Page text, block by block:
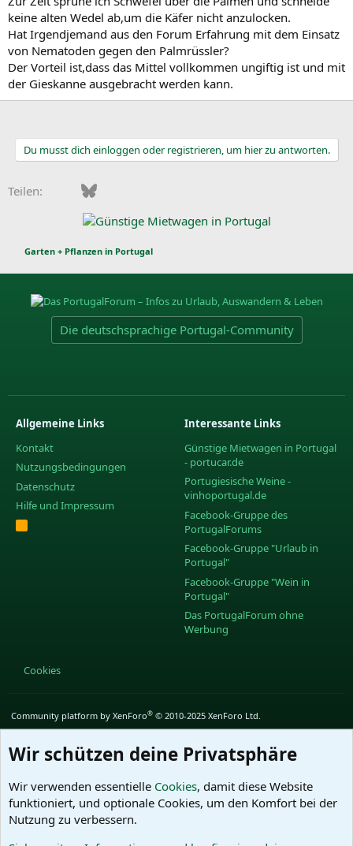
keine alten Wedel ab,um die Käfer nicht anzulocken.
Hat Irgendjemand aus den Forum Erfahrung mit dem Einsatz
von Nematoden gegen den Palmrüssler?
Der Vorteil ist,dass das Mittel vollkommen ungiftig ist und mit
der Gieskanne ausgebracht werden kann.
Du musst dich einloggen oder registrieren, um hier zu antworten.
Teilen: FacebookBluesky
Garten + Pflanzen in Portugal
Die deutschsprachige Portugal-Community
Allgemeine Links
Kontakt
Nutzungsbedingungen
Datenschutz
Hilfe und Impressum
R
S
Interessante Links
Günstige Mietwagen in Portugal
- portucar.de
Portugiesische Weine -
vinhoportugal.de
Facebook-Gruppe des
PortugalForums
Facebook-Gruppe "Urlaub in
Portugal"
Facebook-Gruppe "Wein in
Portugal"
Das PortugalForum ohne
Werbung
Cookies
Community platform by XenForo® © 2010-2025 XenForo Ltd.
Wir schützen deine Privatsphäre
Wir verwenden essentielle Cookies, damit diese Website
funktioniert, und optionale Cookies, um den Komfort bei der
Nutzung zu verbessern.